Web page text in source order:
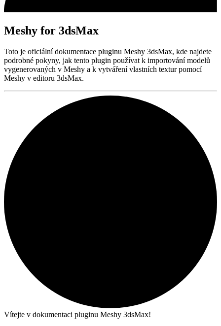
Meshy for 3dsMax
Toto je oficiální dokumentace pluginu Meshy 3dsMax, kde najdete
podrobné pokyny, jak tento plugin používat k importování modelů
vygenerovaných v Meshy a k vytváření vlastních textur pomocí
Meshy v editoru 3dsMax.
Vítejte v dokumentaci pluginu Meshy 3dsMax!